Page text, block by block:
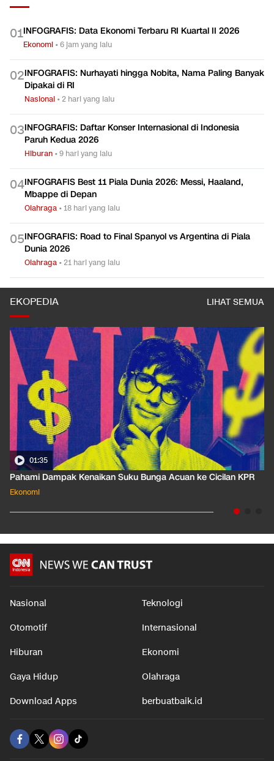
01INFOGRAFIS: Data Ekonomi Terbaru RI Kuartal II 2026
Ekonomi •6 jam yang lalu
02INFOGRAFIS: Nurhayati hingga Nobita, Nama Paling Banyak
Dipakai di RI
Nasional •2 hari yang lalu
03INFOGRAFIS: Daftar Konser Internasional di Indonesia
Paruh Kedua 2026
Hiburan •9 hari yang lalu
04INFOGRAFIS Best 11 Piala Dunia 2026: Messi, Haaland,
Mbappe di Depan
Olahraga •18 hari yang lalu
05INFOGRAFIS: Road to Final Spanyol vs Argentina di Piala
Dunia 2026
Olahraga •21 hari yang lalu
EKOPEDIA LIHAT SEMUA
01:35
Pahami Dampak Kenaikan Suku Bunga Acuan ke Cicilan KPR
Ekonomi
Nasional Teknologi
Otomotif Internasional
Hiburan Ekonomi
Gaya Hidup Olahraga
Download Apps berbuatbaik.id